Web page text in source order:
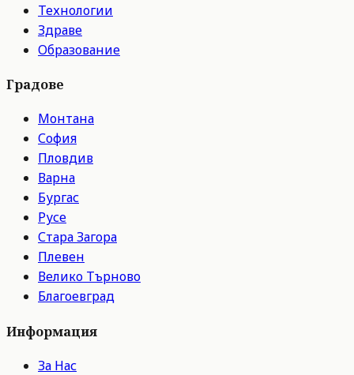
Технологии
Здраве
Образование
Градове
Монтана
София
Пловдив
Варна
Бургас
Русе
Стара Загора
Плевен
Велико Търново
Благоевград
Информация
За Нас